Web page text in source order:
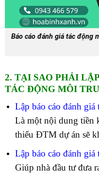
Báo cáo đánh giá tác động
2. TẠI SAO PHẢI
TÁC ĐỘNG MÔI
Lập báo cáo đánh
Là một nội dung tiền
thiếu ĐTM dự án sẽ
Lập báo cáo đánh
Giúp nhà đầu tư đưa